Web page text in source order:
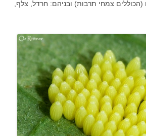
(הכוללים צמחי תרבות) ובניהם: חרדל, צלף,